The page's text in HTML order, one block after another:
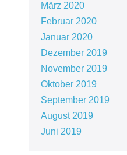
März 2020
Februar 2020
Januar 2020
Dezember 2019
November 2019
Oktober 2019
September 2019
August 2019
Juni 2019